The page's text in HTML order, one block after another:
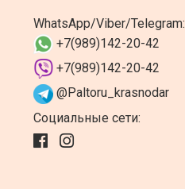
WhatsApp/Viber/Telegram:
+7(989)142-20-42
+7(989)142-20-42
@Paltoru_krasnodar
Социальные сети: